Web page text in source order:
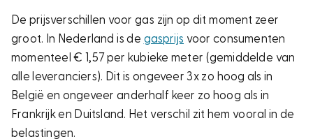
De prijsverschillen voor gas zijn op dit moment zeer
groot. In Nederland is de gasprijs voor consumenten
momenteel € 1,57 per kubieke meter (gemiddelde van
alle leveranciers). Dit is ongeveer 3x zo hoog als in
België en ongeveer anderhalf keer zo hoog als in
Frankrijk en Duitsland. Het verschil zit hem vooral in de
belastingen.